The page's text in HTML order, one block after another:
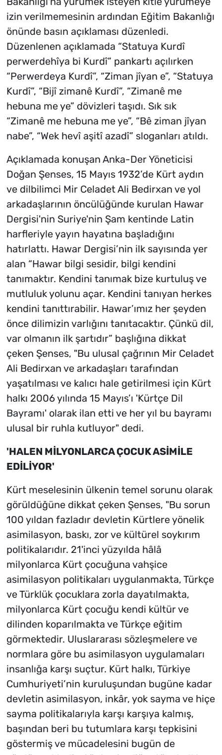
izin verilmemesinin ardından Eğitim Bakanlığı
önünde basın açıklaması düzenledi.
Düzenlenen açıklamada “Statuya Kurdî
perwerdehîya bi Kurdî” pankartı açılırken
“Perwerdeya Kurdî”, “Ziman jîyan e”, “Statuya
Kurdî”, “Bijî zimanê Kurdî”, “Zimanê me
hebuna me ye” dövizleri taşıdı. Sık sık
“Zimanê me hebuna me ye”, “Bê ziman jîyan
nabe”, “Wek hevî aşitî azadî” sloganları atıldı.
Açıklamada konuşan Anka-Der Yöneticisi
Doğan Şenses, 15 Mayıs 1932’de Kürt aydın
ve dilbilimci Mir Celadet Ali Bedirxan ve yol
arkadaşlarının öncülüğünde kurulan Hawar
Dergisi'nin Suriye'nin Şam kentinde Latin
harfleriyle yayın hayatına başladığını
hatırlattı. Hawar Dergisi’nin ilk sayısında yer
alan “Hawar bilgi sesidir, bilgi kendini
tanımaktır. Kendini tanımak bize kurtuluş ve
mutluluk yolunu açar. Kendini tanıyan herkes
kendini tanıttırabilir. Hawar’ımız her şeyden
önce dilimizin varlığını tanıtacaktır. Çünkü dil,
var olmanın ilk şartıdır” başlığına dikkat
çeken Şenses, "Bu ulusal çağrının Mir Celadet
Ali Bedirxan ve arkadaşları tarafından
yaşatılması ve kalıcı hale getirilmesi için Kürt
halkı 2006 yılında 15 Mayıs’ı 'Kürtçe Dil
Bayramı' olarak ilan etti ve her yıl bu bayramı
ulusal bir ruhla kutluyor" dedi.
'HALEN MİLYONLARCA ÇOCUK ASİMİLE
EDİLİYOR'
Kürt meselesinin ülkenin temel sorunu olarak
görüldüğüne dikkat çeken Şenses, "Bu sorun
100 yıldan fazladır devletin Kürtlere yönelik
asimilasyon, baskı, zor ve kültürel soykırım
politikalarıdır. 21'inci yüzyılda hâlâ
milyonlarca Kürt çocuğuna vahşice
asimilasyon politikaları uygulanmakta, Türkçe
ve Türklük çocuklara zorla dayatılmakta,
milyonlarca Kürt çocuğu kendi kültür ve
dilinden koparılmakta ve Türkçe eğitim
görmektedir. Uluslararası sözleşmelere ve
normlara göre bu asimilasyon uygulamaları
insanlığa karşı suçtur. Kürt halkı, Türkiye
Cumhuriyeti’nin kuruluşundan bugüne kadar
devletin asimilasyon, inkâr, yok sayma ve hiçe
sayma politikalarıyla karşı karşıya kalmış,
başından beri bu tutumlara karşı tepkisini
göstermiş ve mücadelesini bugün de